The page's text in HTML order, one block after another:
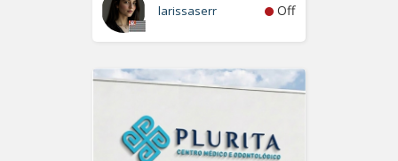
larissaserr Off